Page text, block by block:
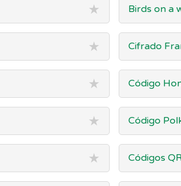
★ Birds on a
★ Cifrado
★ Código
★ Código
★ Códigos